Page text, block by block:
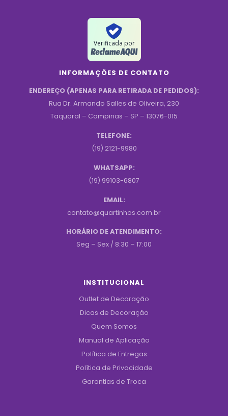
Verificada por
INFORMAÇÕES DE CONTATO
ENDEREÇO (APENAS PARA RETIRADA DE PEDIDOS):
Rua Dr. Armando Salles de Oliveira, 230
Taquaral – Campinas – SP – 13076-015
TELEFONE:
(19) 2121-9980
WHATSAPP:
(19) 99103-6807
EMAIL:
contato@quartinhos.com.br
HORÁRIO DE ATENDIMENTO:
Seg – Sex / 8:30 – 17:00
INSTITUCIONAL
Outlet de Decoração
Dicas de Decoração
Quem Somos
Manual de Aplicação
Política de Entregas
Política de Privacidade
Garantias de Troca